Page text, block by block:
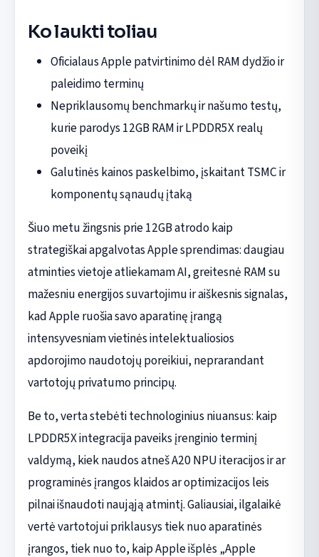
Ko laukti toliau
Oficialaus Apple patvirtinimo dėl RAM dydžio ir
paleidimo terminų
Nepriklausomų benchmarkų ir našumo testų,
kurie parodys 12GB RAM ir LPDDR5X realų
poveikį
Galutinės kainos paskelbimo, įskaitant TSMC ir
komponentų sąnaudų įtaką
Šiuo metu žingsnis prie 12GB atrodo kaip
strategiškai apgalvotas Apple sprendimas: daugiau
atminties vietoje atliekamam AI, greitesnė RAM su
mažesniu energijos suvartojimu ir aiškesnis signalas,
kad Apple ruošia savo aparatinę įrangą
intensyvesniam vietinės intelektualiosios
apdorojimo naudotojų poreikiui, neprarandant
vartotojų privatumo principų.
Be to, verta stebėti technologinius niuansus: kaip
LPDDR5X integracija paveiks įrenginio terminį
valdymą, kiek naudos atneš A20 NPU iteracijos ir ar
programinės įrangos klaidos ar optimizacijos leis
pilnai išnaudoti naująją atmintį. Galiausiai, ilgalaikė
vertė vartotojui priklausys tiek nuo aparatinės
įrangos, tiek nuo to, kaip Apple išplės „Apple